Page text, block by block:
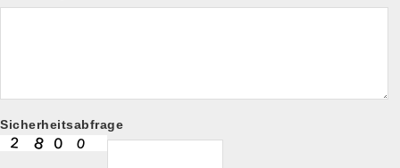
Sicherheitsabfrage